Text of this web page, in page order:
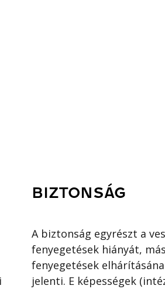
BIZTONSÁG
A biztonság egyrészt a
fenyegetések hiányát,
fenyegetések
jelenti. E képességek